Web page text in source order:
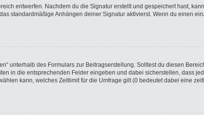
entwerfen. Nachdem du die Signatur erstellt und gespeichert hast,
standardmäßige Anhängen deiner Signatur aktivierst. Wenn du einen
unterhalb des Formulars zur Beitragserstellung. Solltest du diesen
in die entsprechenden Felder eingeben und dabei sicherstellen, dass
kann, welches Zeitlimit für die Umfrage gilt (0 bedeutet dabei eine